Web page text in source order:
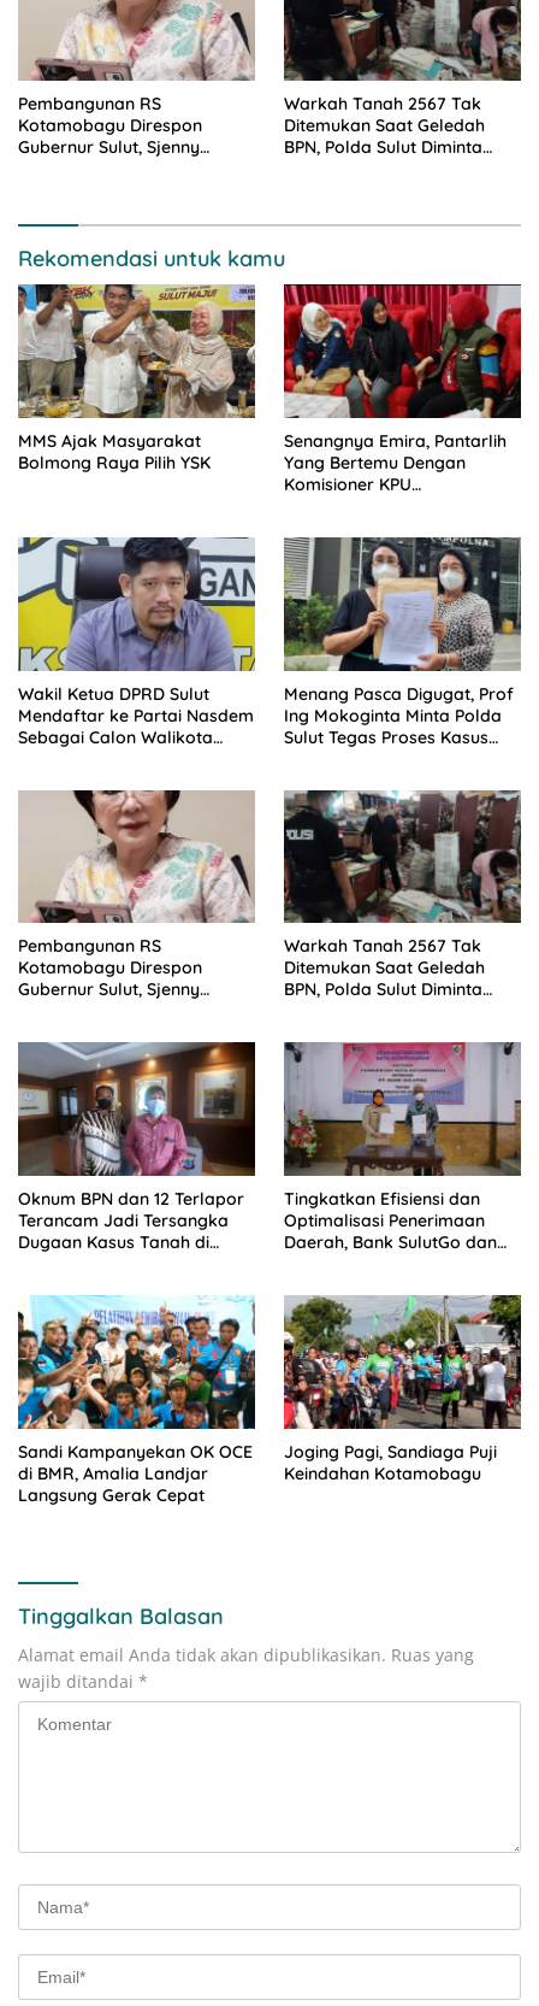
Pembangunan RS
Kotamobagu Direspon
Gubernur Sulut, Sjenny
Warkah Tanah 2567 Tak
Ditemukan Saat Geledah
BPN, Polda Sulut Diminta
Rekomendasi untuk kamu
MMS Ajak Masyarakat
Bolmong Raya Pilih YSK
Senangnya Emira, Pantarlih
Yang Bertemu Dengan
Komisioner KPU
Wakil Ketua DPRD Sulut
Mendaftar ke Partai Nasdem
Sebagai Calon Walikota
Menang Pasca Digugat, Prof
Ing Mokoginta Minta Polda
Sulut Tegas Proses Kasus
Pembangunan RS
Kotamobagu Direspon
Gubernur Sulut, Sjenny
Warkah Tanah 2567 Tak
Ditemukan Saat Geledah
BPN, Polda Sulut Diminta
Oknum BPN dan 12 Terlapor
Terancam Jadi Tersangka
Dugaan Kasus Tanah di
Tingkatkan Efisiensi dan
Optimalisasi Penerimaan
Daerah, Bank SulutGo dan
Sandi Kampanyekan OK OCE
di BMR, Amalia Landjar
Langsung Gerak Cepat
Joging Pagi, Sandiaga Puji
Keindahan Kotamobagu
Tinggalkan Balasan
Alamat email Anda tidak akan dipublikasikan. Ruas yang
wajib ditandai *